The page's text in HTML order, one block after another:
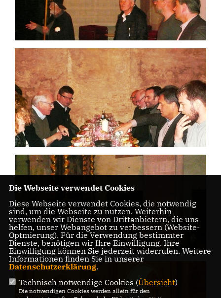
Die Webseite verwendet Cookies
Diese Webseite verwendet Cookies, die notwendig
sind, um die Webseite zu nutzen. Weiterhin
verwenden wir Dienste von Drittanbietern, die uns
helfen, unser Webangebot zu verbessern (Website-
Optmierung). Für die Verwendung bestimmter
Dienste, benötigen wir Ihre Einwilligung. Ihre
Einwilligung können Sie jederzeit widerrufen. Weitere
Informationen finden Sie in unserer
Datenschutzerklärung.
Technisch notwendige Cookies (Übersicht)
Die notwendigen Cookies werden allein für den